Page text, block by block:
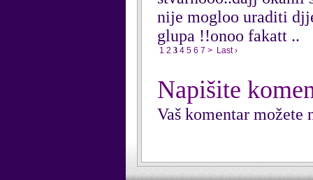
nije mogloo uraditi
glupa !!onoo fakatt ..
1 2 3 4 5 6 7 > Last ›
Napišite
Vaš komentar možete